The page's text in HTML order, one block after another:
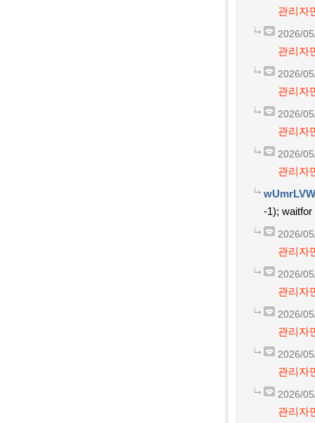
관리자
2026/
관리자
2026/
관리자
2026/
관리자
2026/
관리자
-1);
2026/
관리자
2026/
관리자
2026/
관리자
2026/
관리자
2026/
관리자